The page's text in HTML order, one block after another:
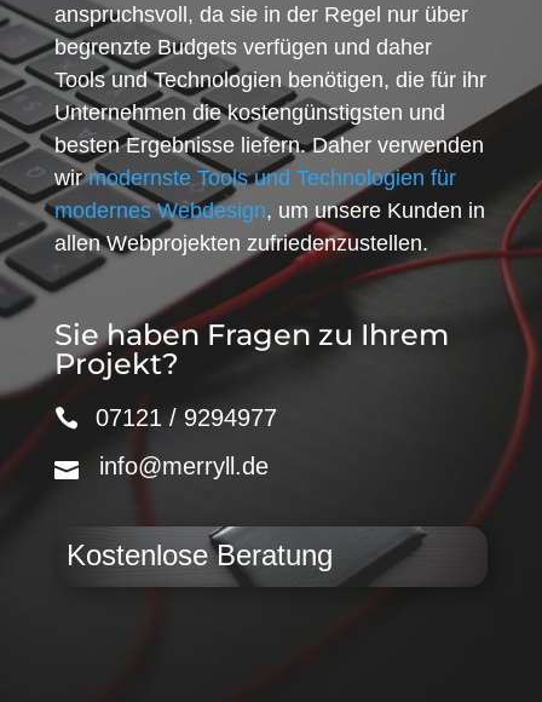
anspruchsvoll, da sie in der Regel nur über
begrenzte Budgets verfügen und daher
Tools und Technologien benötigen, die für ihr
Unternehmen die kostengünstigsten und
besten Ergebnisse liefern. Daher verwenden
wirmodernste Tools und Technologien für
modernes Webdesign, um unsere Kunden in
allen Webprojekten zufriedenzustellen.
Sie haben Fragen zu Ihrem
Projekt?
07121 / 9294977
info@merryll.de
Kostenlose Beratung